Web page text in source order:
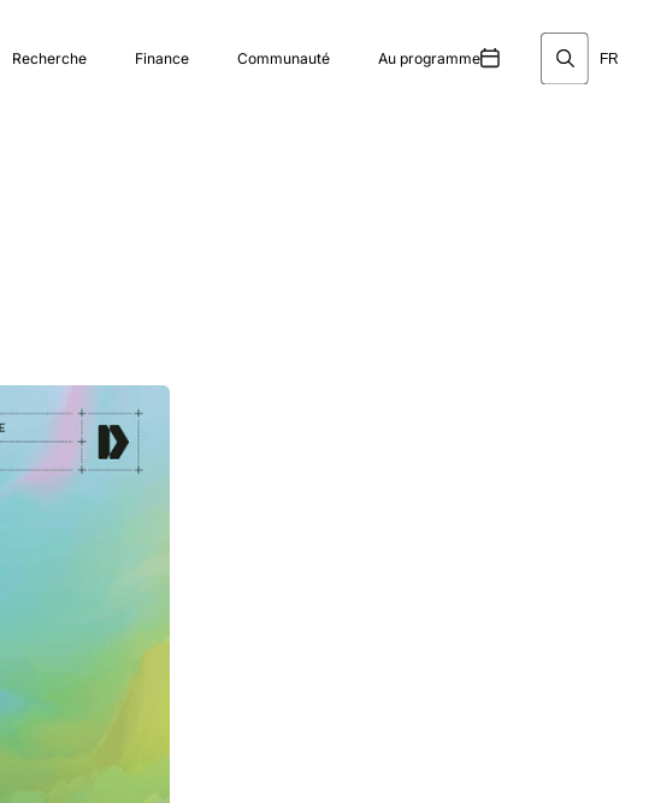
Recherche Finance Communauté Au programme FR